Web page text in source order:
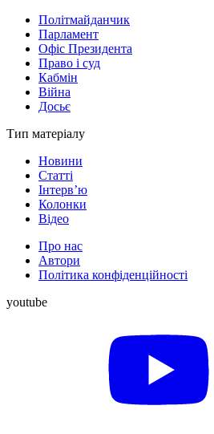
Політмайданчик
Парламент
Офіс Президента
Право і суд
Кабмін
Війна
Досьє
Тип матеріалу
Новини
Статті
Інтерв’ю
Колонки
Відео
Про нас
Автори
Політика конфіденційності
youtube